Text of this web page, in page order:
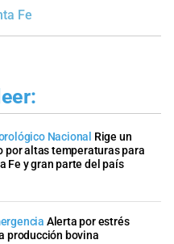
Fe
Nacional Rige un
por altas temperaturas para
Fe y gran parte del país
Alerta por estrés
producción bovina